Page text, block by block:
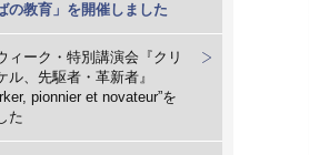
の教育」を開催しました
ィーク・特別講演会『クリ
ル、先駆者・革新者』
pionnier et novateur”を
た